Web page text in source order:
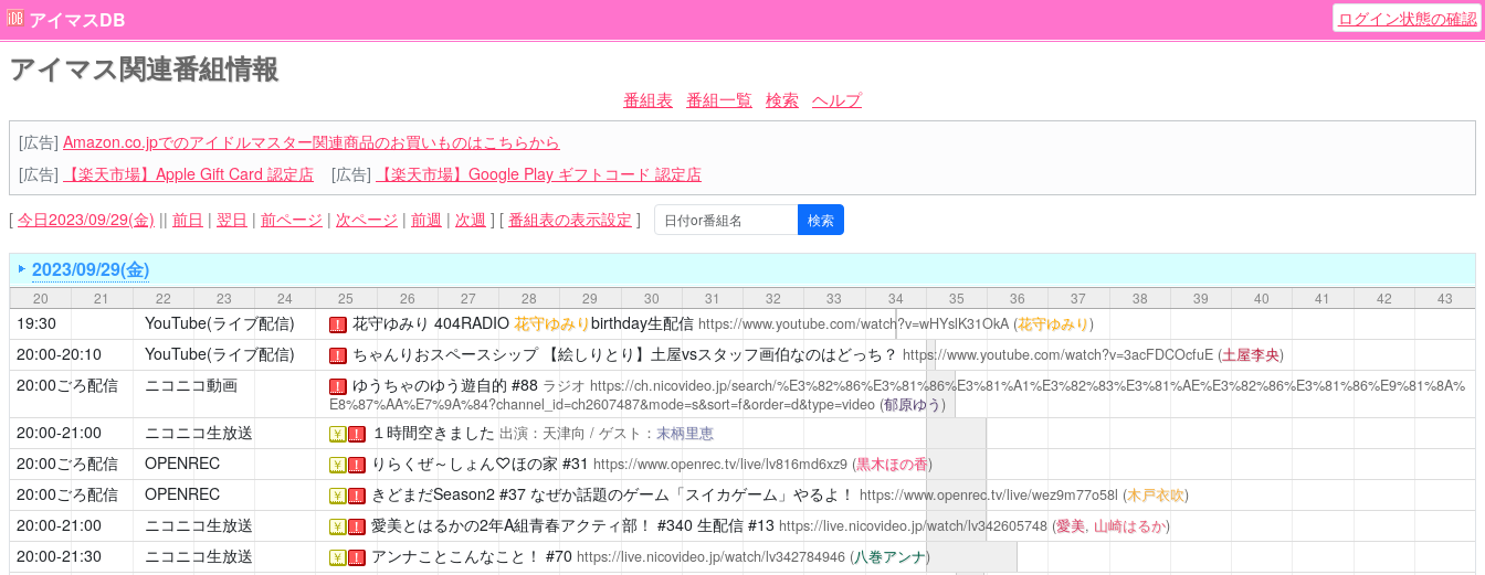
アイマスDB ログイン状態の確認
アイマス関連番組情報
番組表 番組一覧 検索 ヘルプ
[広告] Amazon.co.jpでのアイドルマスター関連商品のお買いものはこちらから
[広告]
【楽天市場】Apple Gift Card 認定店 [広告] 【楽天市場】Google Play ギフトコード 認定店
[ 今日2023/09/29(金) || 前日 | 翌日 | 前ページ | 次ページ | 前週 | 次週 ] [ 番組表の表示設定 ]
2023/09/29(金)
20 21 22 23 24 25 26 27 28 29 30 31 32 33 34 35 36 37 38 39 40 41 42 43
19:30 YouTube(ライブ配信) ！ 花守ゆみり 404RADIO 花守ゆみりbirthday生配信 https://www.youtube.com/watch?v=wHYslK31OkA (花守ゆみり)
20:00-20:10 YouTube(ライブ配信) ！ ちゃんりおスペースシップ【絵しりとり】土屋vsスタッフ画伯なのはどっち？ https://www.youtube.com/watch?v=3acFDCOcfuE (土屋李央)
20:00ごろ配信 ニコニコ動画 ！ ゆうちゃのゆう遊自的 #88 ラジオ https://ch.nicovideo.jp/search/%E3%82%86%E3%81%86%E3%81%A1%E3%82%83%E3%81%AE%E3%82%86%E3%81%86%E9%81%8A%
E8%87%AA%E7%9A%84?channel_id=ch2607487&mode=s&sort=f&order=d&type=video (郁原ゆう)
20:00-21:00 ニコニコ生放送 ￥ ！ １時間空きました 出演：天津向 / ゲスト： 末柄里恵
20:00ごろ配信 OPENREC ￥ ！ りらくぜ～しょん♡ほの家 #31 https://www.openrec.tv/live/lv816md6xz9 (黒木ほの香)
20:00ごろ配信 OPENREC ￥ ！ きどまだSeason2#37 なぜか話題のゲーム「スイカゲーム」やるよ！ https://www.openrec.tv/live/wez9m77o58l (木戸衣吹)
20:00-21:00 ニコニコ生放送 ￥ ！ 愛美とはるかの2年A組青春アクティ部！ #340 生配信 #13 https://live.nicovideo.jp/watch/lv342605748 (愛美, 山崎はるか)
20:00-21:30 ニコニコ生放送 ￥ ！ アンナことこんなこと！ #70 https://live.nicovideo.jp/watch/lv342784946 (八巻アンナ)